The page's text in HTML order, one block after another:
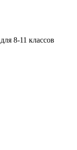
8-11 классов